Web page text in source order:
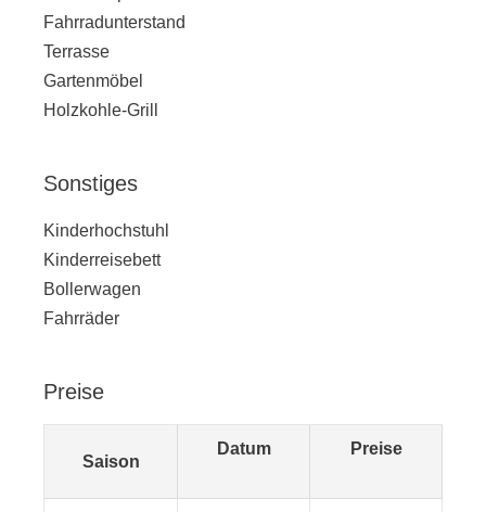
Fahrradunterstand
Terrasse
Gartenmöbel
Holzkohle-Grill
Sonstiges
Kinderhochstuhl
Kinderreisebett
Bollerwagen
Fahrräder
Preise
Saison
Datum Preise